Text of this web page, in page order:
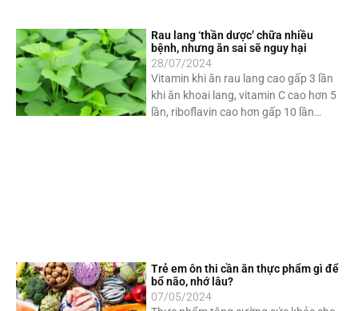
Rau lang ‘thần dược’ chữa nhiều
bệnh, nhưng ăn sai sẽ nguy hại
28/07/2024
Vitamin khi ăn rau lang cao gấp 3 lần
khi ăn khoai lang, vitamin C cao hơn 5
lần, riboflavin cao hơn gấp 10 lần…
Trẻ em ôn thi cần ăn thực phẩm gì để
bổ não, nhớ lâu?
07/05/2024